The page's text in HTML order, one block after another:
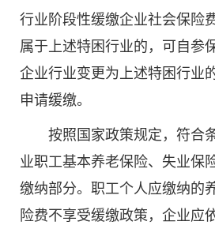
行业阶段性缓缴企业社会保险
属于上述特困行业的，可自参
企业行业变更为上述特困行业
申请缓缴。
按照国家政策规定，符合
业职工基本养老保险、失业保
缴纳部分。职工个人应缴纳的
险费不享受缓缴政策，企业应